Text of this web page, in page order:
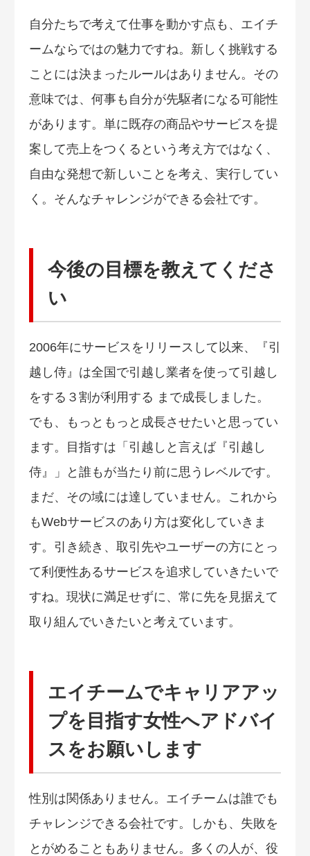
自分たちで考えて仕事を動かす点も、エイチ
ームならではの魅力ですね。新しく挑戦する
ことには決まったルールはありません。その
意味では、何事も自分が先駆者になる可能性
があります。単に既存の商品やサービスを提
案して売上をつくるという考え方ではなく、
自由な発想で新しいことを考え、実行してい
く。そんなチャレンジができる会社です。
今後の目標を教えてくださ
い
2006年にサービスをリリースして以来、『引
越し侍』は全国で引越し業者を使って引越し
をする３割が利用する まで成長しました。
でも、もっともっと成長させたいと思ってい
ます。目指すは「引越しと言えば『引越し
侍』」と誰もが当たり前に思うレベルです。
まだ、その域には達していません。これから
もWebサービスのあり方は変化していきま
す。引き続き、取引先やユーザーの方にとっ
て利便性あるサービスを追求していきたいで
すね。現状に満足せずに、常に先を見据えて
取り組んでいきたいと考えています。
エイチームでキャリアアッ
プを目指す女性へアドバイ
スをお願いします
性別は関係ありません。エイチームは誰でも
チャレンジできる会社です。しかも、失敗を
とがめることもありません。多くの人が、役